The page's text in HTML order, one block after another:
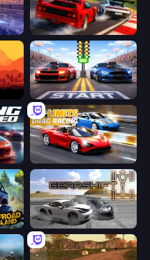
Car Games: Car Racing Game Racing: Online!
Street Racer 2
No Limits: Drag Racing
Gearshift One